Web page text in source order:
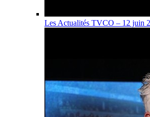
Les Actualités TVCO – 12 juin